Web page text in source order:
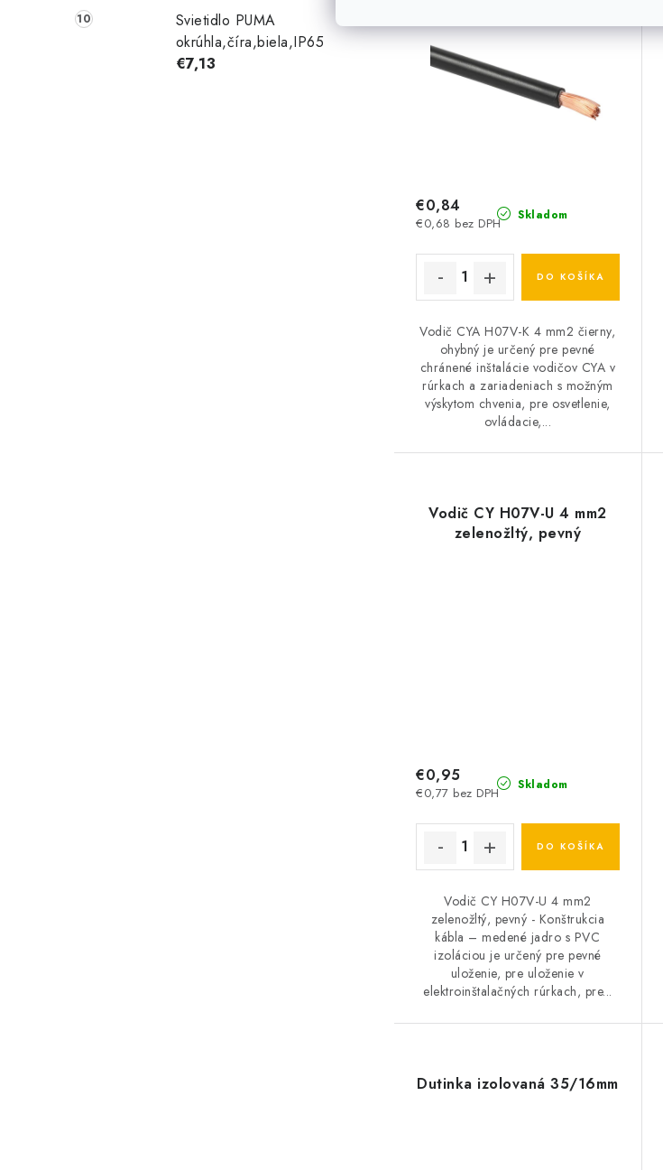
Svietidlo PUMA
okrúhla,číra,biela,IP65
€7,13
Skladom
€0,68 bez DPH
€0,84
DO KOŠÍKA
Vodič CYA H07V-K 4 mm2 čierny,
ohybný je určený pre pevné
chránené inštalácie vodičov CYA v
rúrkach a zariadeniach s možným
výskytom chvenia, pre osvetlenie,
ovládacie,...
Vodič CY H07V-U 4 mm2
zelenožltý, pevný
Skladom
€0,77 bez DPH
€0,95
DO KOŠÍKA
Vodič CY H07V-U 4 mm2
zelenožltý, pevný - Konštrukcia
kábla – medené jadro s PVC
izoláciou je určený pre pevné
uloženie, pre uloženie v
elektroinštalačných rúrkach, pre...
Dutinka izolovaná 35/16mm